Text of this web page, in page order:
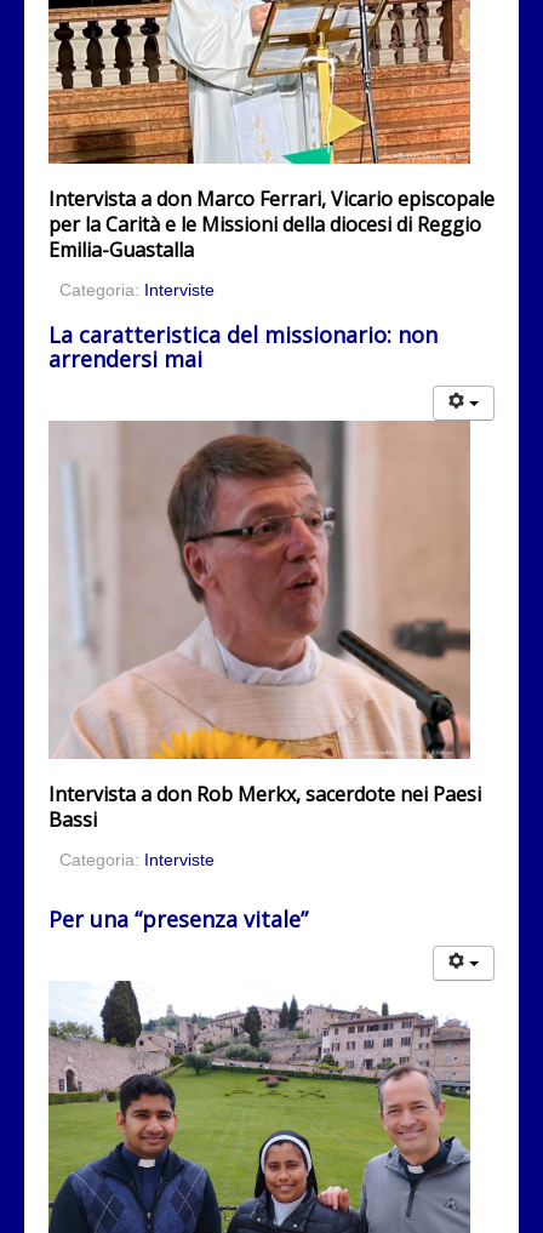
Intervista a don Marco Ferrari, Vicario episcopale
per la Carità e le Missioni della diocesi di Reggio
Emilia-Guastalla
Categoria: Interviste
La caratteristica del missionario: non
arrendersi mai
Intervista a don Rob Merkx, sacerdote nei Paesi
Bassi
Categoria: Interviste
Per una “presenza vitale”